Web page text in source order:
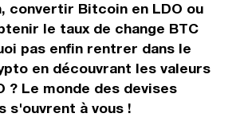
convertir Bitcoin en LDO ou
le taux de change BTC
pas enfin rentrer dans le
en découvrant les valeurs
? Le monde des devises
s'ouvrent à vous !